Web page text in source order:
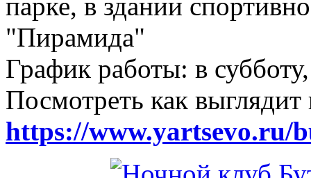
"Пирамида"
График работы: в
Посмотреть как
https://www.yartsevo.ru/